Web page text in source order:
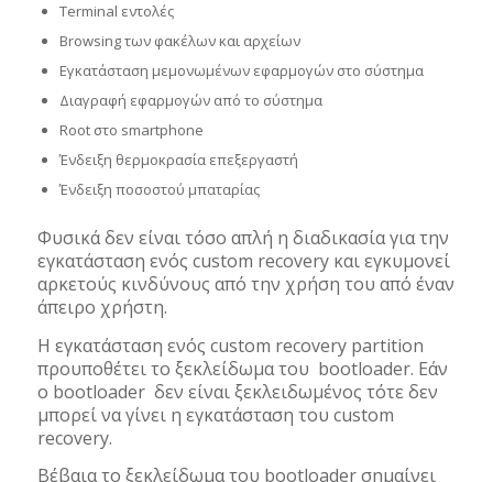
Terminal εντολές
Browsing των φακέλων και αρχείων
Εγκατάσταση μεμονωμένων εφαρμογών στο σύστημα
Διαγραφή εφαρμογών από το σύστημα
Root στο smartphone
Ένδειξη θερμοκρασία επεξεργαστή
Ένδειξη ποσοστού μπαταρίας
Φυσικά δεν είναι τόσο απλή η διαδικασία για την
εγκατάσταση ενός custom recovery και εγκυμονεί
αρκετούς κινδύνους από την χρήση του από έναν
άπειρο χρήστη.
Η εγκατάσταση ενός custom recovery partition
προυποθέτει το ξεκλείδωμα του bootloader. Εάν
ο bootloader δεν είναι ξεκλειδωμένος τότε δεν
μπορεί να γίνει η εγκατάσταση του custom
recovery.
Βέβαια το ξεκλείδωμα του bootloader σημαίνει